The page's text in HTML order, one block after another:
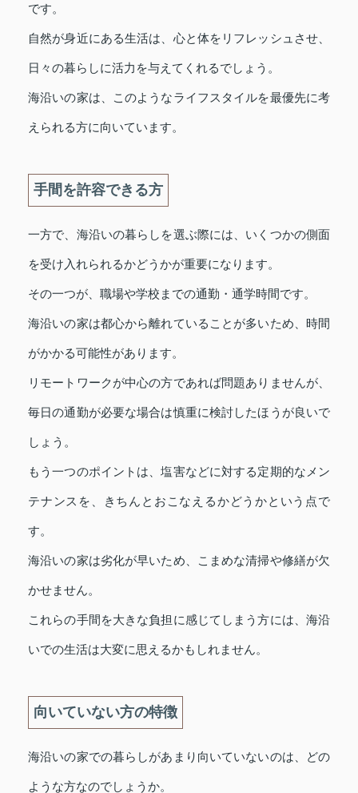
です。
自然が身近にある生活は、心と体をリフレッシュさせ、
日々の暮らしに活力を与えてくれるでしょう。
海沿いの家は、このようなライフスタイルを最優先に考
えられる方に向いています。
手間を許容できる方
一方で、海沿いの暮らしを選ぶ際には、いくつかの側面
を受け入れられるかどうかが重要になります。
その一つが、職場や学校までの通勤・通学時間です。
海沿いの家は都心から離れていることが多いため、時間
がかかる可能性があります。
リモートワークが中心の方であれば問題ありませんが、
毎日の通勤が必要な場合は慎重に検討したほうが良いで
しょう。
もう一つのポイントは、塩害などに対する定期的なメン
テナンスを、きちんとおこなえるかどうかという点で
す。
海沿いの家は劣化が早いため、こまめな清掃や修繕が欠
かせません。
これらの手間を大きな負担に感じてしまう方には、海沿
いでの生活は大変に思えるかもしれません。
向いていない方の特徴
海沿いの家での暮らしがあまり向いていないのは、どの
ような方なのでしょうか。